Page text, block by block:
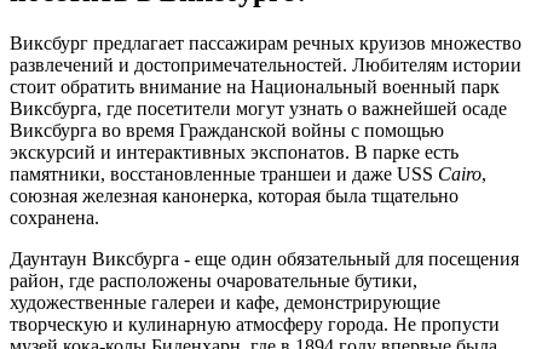
Виксбург предлагает пассажирам речных круизов множество
развлечений и достопримечательностей. Любителям истории
стоит обратить внимание на Национальный военный парк
Виксбурга, где посетители могут узнать о важнейшей осаде
Виксбурга во время Гражданской войны с помощью
экскурсий и интерактивных экспонатов. В парке есть
памятники, восстановленные траншеи и даже USS Cairo,
союзная железная канонерка, которая была тщательно
сохранена.
Даунтаун Виксбурга - еще один обязательный для посещения
район, где расположены очаровательные бутики,
художественные галереи и кафе, демонстрирующие
творческую и кулинарную атмосферу города. Не пропусти